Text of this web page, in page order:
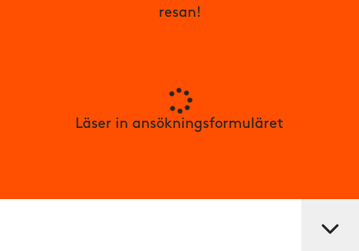
resan!
Läser in ansökningsformuläret